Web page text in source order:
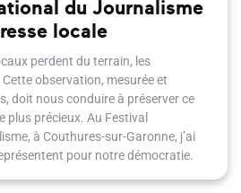
du Journalisme
locale
perdent du terrain, les
observation, mesurée et
doit nous conduire à préserver ce
plus précieux. Au Festival
à Couthures-sur-Garonne, j’ai
pour notre démocratie.